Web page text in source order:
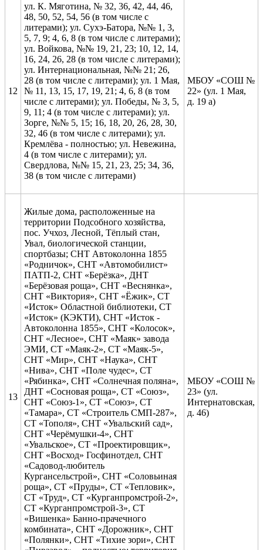
12
ул. К. Мяготина, № 32, 36, 42, 44, 46,
48, 50, 52, 54, 56 (в том числе с
литерами); ул. Сухэ-Батора, №№ 1, 3,
5, 7, 9; 4, 6, 8 (в том числе с литерами);
ул. Войкова, №№ 19, 21, 23; 10, 12, 14,
16, 24, 26, 28 (в том числе с литерами);
ул. Интернациональная, №№ 21; 26,
28 (в том числе с литерами); ул. 1 Мая,
№ 11, 13, 15, 17, 19, 21; 4, 6, 8 (в том
числе с литерами); ул. Победы, № 3, 5,
9, 11; 4 (в том числе с литерами); ул.
Зорге, №№ 5, 15; 16, 18, 20, 26, 28, 30,
32, 46 (в том числе с литерами); ул.
Кремлёва - полностью; ул. Невежина,
4 (в том числе с литерами); ул.
Свердлова, №№ 15, 21, 23, 25; 34, 36,
38 (в том числе с литерами)
МБОУ «СОШ №
22» (ул. 1 Мая,
д. 19 а)
13
Жилые дома, расположенные на
территории Подсобного хозяйства,
пос. Учхоз, Лесной, Тёплый стан,
Увал, биологической станции,
спортбазы; СНТ Автоколонна 1855
«Родничок», СНТ «Автомобилист»
ПАТП-2, СНТ «Берёзка», ДНТ
«Берёзовая роща», СНТ «Веснянка»,
СНТ «Виктория», СНТ «Ёжик», СТ
«Исток» Областной библиотеки, СТ
«Исток» (КЭКТИ), СНТ «Исток -
Автоколонна 1855», СНТ «Колосок»,
СНТ «Лесное», СНТ «Маяк» завода
ЭМИ, СТ «Маяк-2», СТ «Маяк-5»,
СНТ «Мир», СНТ «Наука», СНТ
«Нива», СНТ «Поле чудес», СТ
«Рябинка», СНТ «Солнечная поляна»,
ДНТ «Сосновая роща», СТ «Союз»,
СНТ «Союз-1», СТ «Союз», СТ
«Тамара», СТ «Строитель СМП-287»,
СТ «Тополя», СНТ «Увальский сад»,
СНТ «Черёмушки-4», СНТ
«Увальское», СТ «Проектировщик»,
СНТ «Восход» Госфинотдел, СНТ
«Садовод-любитель
Кургансельстрой», СНТ «Соловьиная
роща», СТ «Пруды», СТ «Тепловик»,
СТ «Труд», СТ «Курганпромстрой-2»,
СТ «Курганпромстрой-3», СТ
«Вишенка» Банно-прачечного
комбината», СНТ «Дорожник», СНТ
«Полянки», СНТ «Тихие зори», СНТ
МБОУ «СОШ №
23» (ул.
Интернатовская,
д. 46)